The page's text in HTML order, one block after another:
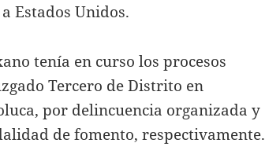
Estados Unidos.
tenía en curso los procesos
Tercero de Distrito en
por delincuencia organizada y
de fomento, respectivamente.